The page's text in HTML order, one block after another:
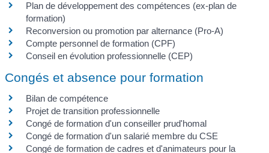
Plan de développement des compétences (ex-plan de
formation)
Reconversion ou promotion par alternance (Pro-A)
Compte personnel de formation (CPF)
Conseil en évolution professionnelle (CEP)
Congés et absence pour formation
Bilan de compétence
Projet de transition professionnelle
Congé de formation d'un conseiller prud'homal
Congé de formation d'un salarié membre du CSE
Congé de formation de cadres et d'animateurs pour la